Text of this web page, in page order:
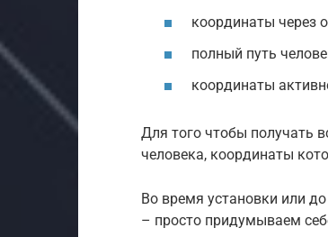
координаты через
полный путь
координаты
Для того чтобы получать
человека, координаты
Во время установки или
– просто придумываем